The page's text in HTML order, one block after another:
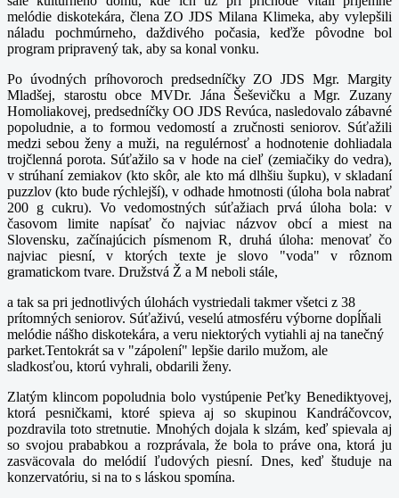
melódie diskotekára, člena ZO JDS Milana Klimeka, aby vylepšili
náladu pochmúrneho, daždivého počasia, keďže pôvodne bol
program pripravený tak, aby sa konal vonku.
Po úvodných príhovoroch predsedníčky ZO JDS Mgr. Margity
Mladšej, starostu obce MVDr. Jána Šeševičku a Mgr. Zuzany
Homoliakovej, predsedníčky OO JDS Revúca, nasledovalo zábavné
popoludnie, a to formou vedomostí a zručnosti seniorov. Súťažili
medzi sebou ženy a muži, na regulérnosť a hodnotenie dohliadala
trojčlenná porota. Súťažilo sa v hode na cieľ (zemiačiky do vedra),
v strúhaní zemiakov (kto skôr, ale kto má dlhšiu šupku), v skladaní
puzzlov (kto bude rýchlejší), v odhade hmotnosti (úloha bola nabrať
200 g cukru). Vo vedomostných súťažiach prvá úloha bola: v
časovom limite napísať čo najviac názvov obcí a miest na
Slovensku, začínajúcich písmenom R, druhá úloha: menovať čo
najviac piesní, v ktorých texte je slovo "voda" v rôznom
gramatickom tvare. Družstvá Ž a M neboli stále,
a tak sa pri jednotlivých úlohách vystriedali takmer všetci z 38
prítomných seniorov. Súťaživú, veselú atmosféru výborne dopĺňali
melódie nášho diskotekára, a veru niektorých vytiahli aj na tanečný
parket.Tentokrát sa v "zápolení" lepšie darilo mužom, ale
sladkosťou, ktorú vyhrali, obdarili ženy.
Zlatým klincom popoludnia bolo vystúpenie Peťky Benediktyovej,
ktorá pesničkami, ktoré spieva aj so skupinou Kandráčovcov,
pozdravila toto stretnutie. Mnohých dojala k slzám, keď spievala aj
so svojou prababkou a rozprávala, že bola to práve ona, ktorá ju
zasväcovala do melódií ľudových piesní. Dnes, keď študuje na
konzervatóriu, si na to s láskou spomína.